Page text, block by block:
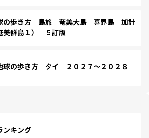
の歩き方 島旅 奄美大島 喜界島 加計
美群島１） ５訂版
球の歩き方 タイ ２０２７～２０２８
ンキング